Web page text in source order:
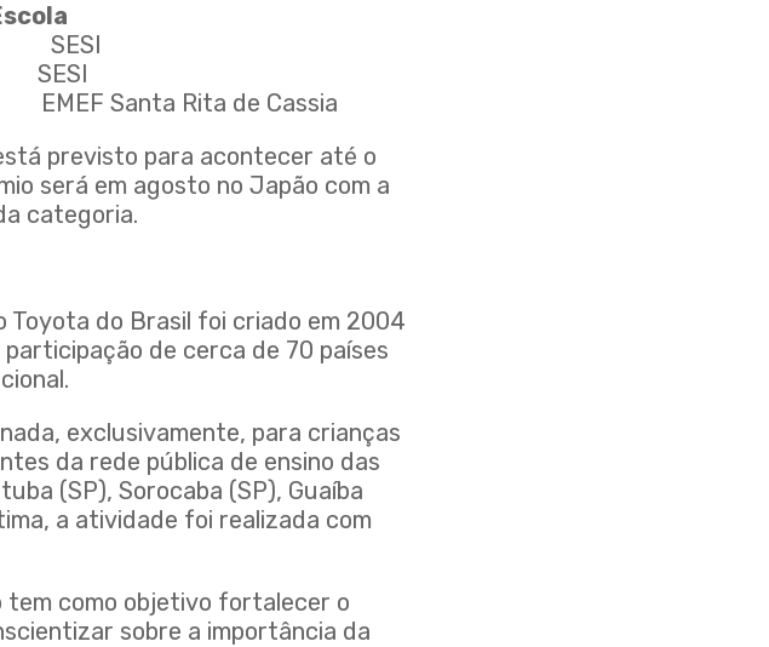
Rita de Cassia
previsto para acontecer até o
será em agosto no Japão com a
categoria.
Toyota do Brasil foi criado em 2004
de cerca de 70 países
exclusivamente, para crianças
da rede pública de ensino das
(SP), Sorocaba (SP), Guaíba
a atividade foi realizada com
tem como objetivo fortalecer o
sobre a importância da